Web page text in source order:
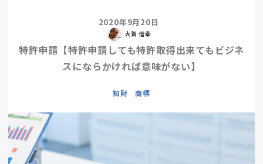
特許申請【特許申請しても特許取得出来てもビジネ
スにならかければ意味がない】
知財 商標
大賀 信幸
2020年9月20日